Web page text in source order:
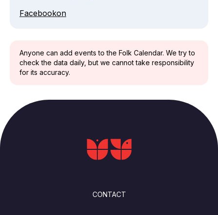
Anyone can add events to the Folk Calendar. We try to
check the data daily, but we cannot take responsibility
for its accuracy.
Facebookon
CONTACT